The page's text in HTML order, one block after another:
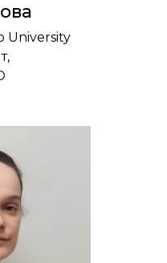
University